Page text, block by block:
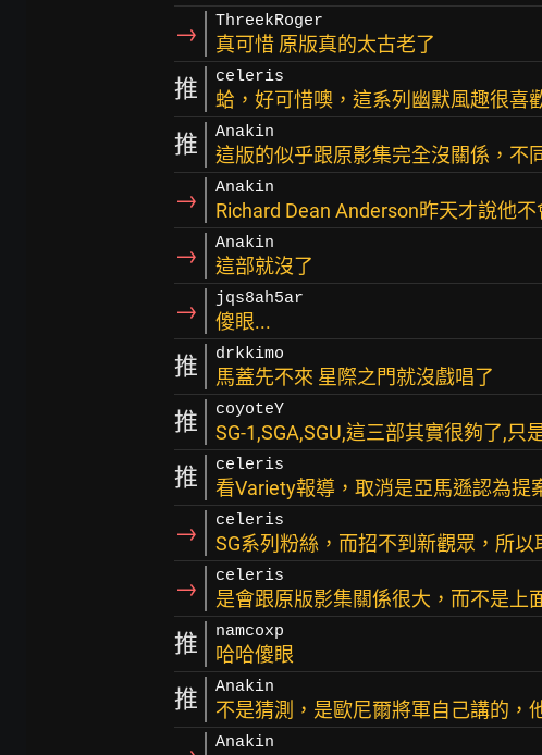
→ ThreekRoger
真可惜 原版真的太古老了
推 celeris
蛤，好可惜噢，這系列幽默風趣很喜
推 Anakin
這版的似乎跟原影集完全沒關係，不
→ Anakin
Richard Dean Anderson昨天才說他
→ Anakin
這部就沒了
→ jqs8ah5ar
傻眼...
推 drkkimo
馬蓋先不來 星際之門就沒戲唱了
推 coyoteY
SG-1,SGA,SGU,這三部其實很夠了,只
推 celeris
看Variety報導，取消是亞馬遜認為提
→ celeris
SG系列粉絲，而招不到新觀眾，所
→ celeris
是會跟原版影集關係很大，而不是上
推 namcoxp
哈哈傻眼
推 Anakin
不是猜測，是歐尼爾將軍自己講的，
Anakin